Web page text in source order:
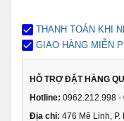
THANH TOÁN KHI
GIAO HÀNG MIỄN
HỖ TRỢ ĐẶT HÀNG
Hotline: 0962.212.998 -
Địa chỉ: 476 Mê Linh, P.